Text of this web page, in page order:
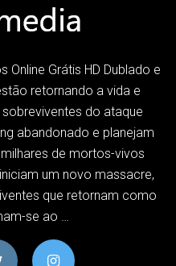
Grátis HD Dublado e
retornando a vida e
do ataque
abandonado e planejam
de mortos-vivos
um novo massacre,
que retornam como
se ao …